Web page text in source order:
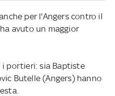
per l'Angers contro il
avuto un maggior
i portieri: sia Baptiste
Butelle (Angers) hanno